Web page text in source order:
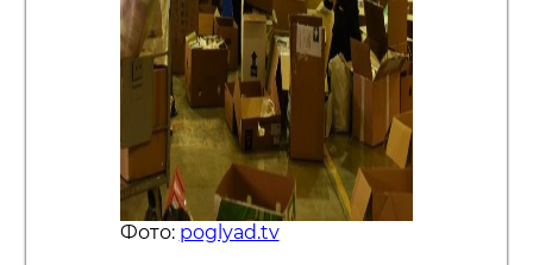
Фото: poglyad.tv